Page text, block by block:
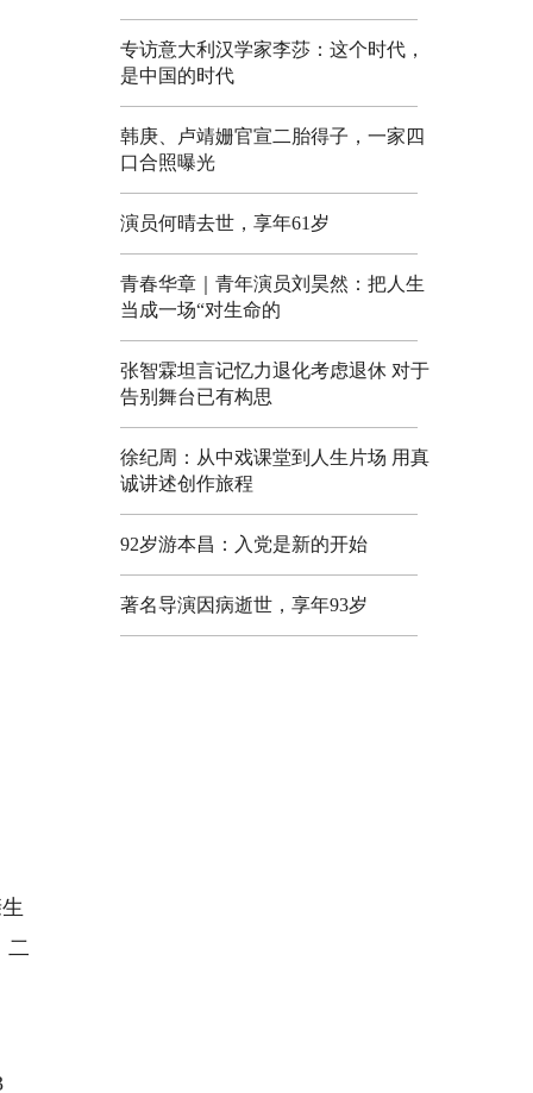
二
专访意大利汉学家李莎：这个时代，
是中国的时代
韩庚、卢靖姗官宣二胎得子，一家四
口合照曝光
演员何晴去世，享年61岁
青春华章｜青年演员刘昊然：把人生
当成一场“对生命的
张智霖坦言记忆力退化考虑退休 对于
告别舞台已有构思
徐纪周：从中戏课堂到人生片场 用真
诚讲述创作旅程
92岁游本昌：入党是新的开始
著名导演因病逝世，享年93岁